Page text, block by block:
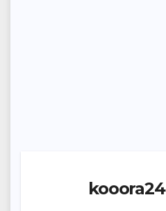
kooora24